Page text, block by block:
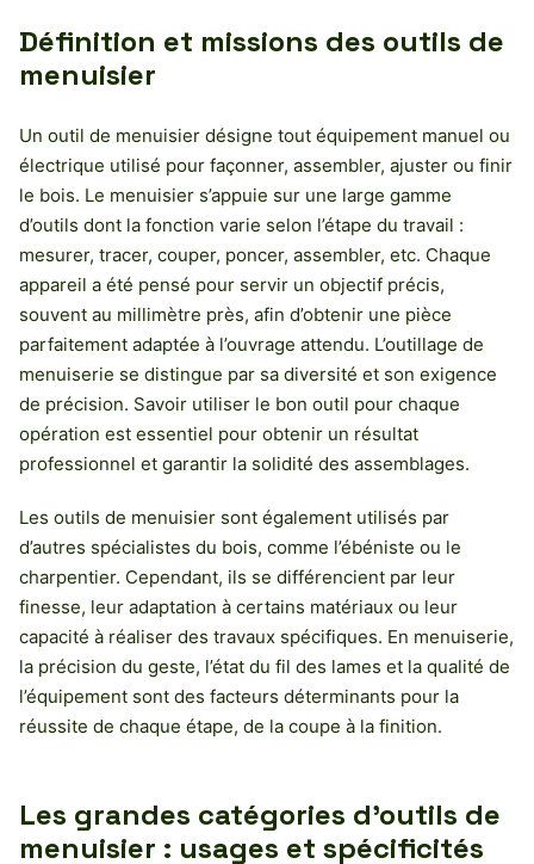
Définition et missions des outils de
menuisier
Un outil de menuisier désigne tout équipement manuel ou
électrique utilisé pour façonner, assembler, ajuster ou finir
le bois. Le menuisier s’appuie sur une large gamme
d’outils dont la fonction varie selon l’étape du travail :
mesurer, tracer, couper, poncer, assembler, etc. Chaque
appareil a été pensé pour servir un objectif précis,
souvent au millimètre près, afin d’obtenir une pièce
parfaitement adaptée à l’ouvrage attendu. L’outillage de
menuiserie se distingue par sa diversité et son exigence
de précision. Savoir utiliser le bon outil pour chaque
opération est essentiel pour obtenir un résultat
professionnel et garantir la solidité des assemblages.
Les outils de menuisier sont également utilisés par
d’autres spécialistes du bois, comme l’ébéniste ou le
charpentier. Cependant, ils se différencient par leur
finesse, leur adaptation à certains matériaux ou leur
capacité à réaliser des travaux spécifiques. En menuiserie,
la précision du geste, l’état du fil des lames et la qualité de
l’équipement sont des facteurs déterminants pour la
réussite de chaque étape, de la coupe à la finition.
Les grandes catégories d’outils de
menuisier : usages et spécificités